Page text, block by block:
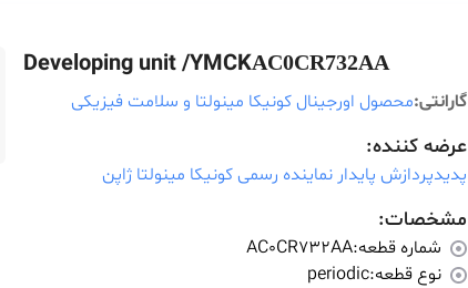
Developing unit /YMCKAC0CR732AA
گارانتی:محصول اورجینال کونیکا مینولتا و سلامت فیزیکی
عرضه کننده:
پدیدپردازش پایدار نماینده رسمی کونیکا مینولتا ژاپن
مشخصات:
شماره قطعه:AC0CR732AA
نوع قطعه:periodic